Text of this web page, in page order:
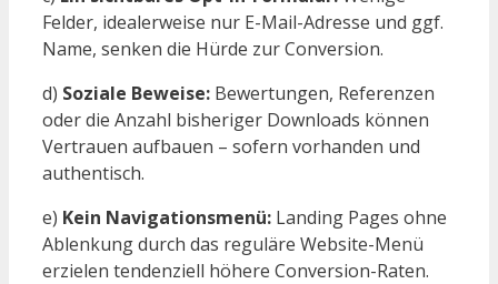
Felder, idealerweise nur E-Mail-Adresse und ggf.
Name, senken die Hürde zur Conversion.
d) Soziale Beweise: Bewertungen, Referenzen
oder die Anzahl bisheriger Downloads können
Vertrauen aufbauen – sofern vorhanden und
authentisch.
e) Kein Navigationsmenü: Landing Pages ohne
Ablenkung durch das reguläre Website-Menü
erzielen tendenziell höhere Conversion-Raten.